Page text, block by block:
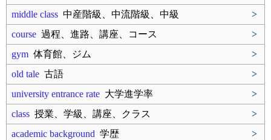
middle class 中産階級、中流階級、中級
>
course 過程、進路、講座、コース
>
gym 体育館、ジム
>
old tale 古語
>
university entrance rate 大学進学率
>
class 授業、学級、講座、クラス
>
academic background 学歴
>